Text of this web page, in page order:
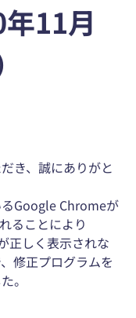
11月
き、誠にありがと
Google Chromeが
ることにより
正しく表示されな
修正プログラムを
。